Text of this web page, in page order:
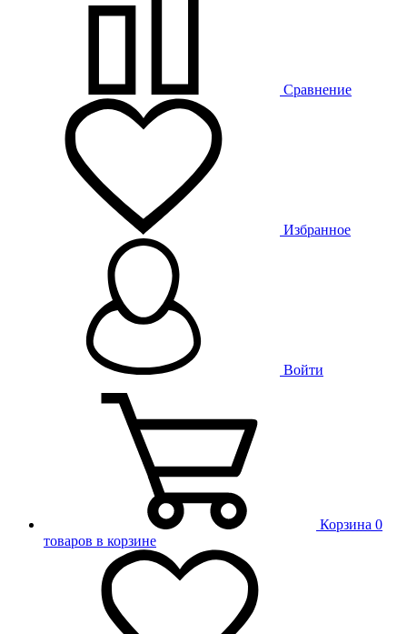
Сравнение
Избранное
Войти
Корзина 0
товаров в корзине